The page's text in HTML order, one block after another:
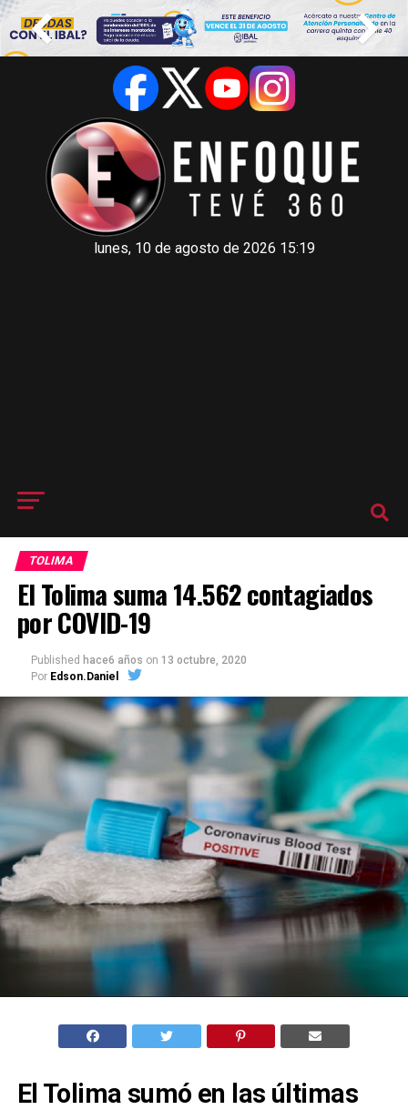
lunes, 10 de agosto de 2026 15:19
TOLIMA
El Tolima suma 14.562 contagiados
por COVID-19
Published hace6 años on 13 octubre, 2020
Por Edson.Daniel
El Tolima sumó en las últimas